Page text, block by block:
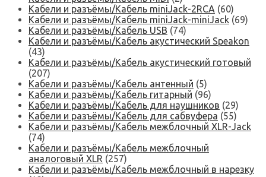
Кабели и разъёмы/Кабель miniJack-2RCA (60)
Кабели и разъёмы/Кабель miniJack-miniJack (69)
Кабели и разъёмы/Кабель USB (74)
Кабели и разъёмы/Кабель акустический Speakon
(43)
Кабели и разъёмы/Кабель акустический готовый
(207)
Кабели и разъёмы/Кабель антенный (5)
Кабели и разъёмы/Кабель гитарный (96)
Кабели и разъёмы/Кабель для наушников (29)
Кабели и разъёмы/Кабель для сабвуфера (55)
Кабели и разъёмы/Кабель межблочный XLR-Jack
(74)
Кабели и разъёмы/Кабель межблочный
аналоговый XLR (257)
Кабели и разъёмы/Кабель межблочный в нарезку